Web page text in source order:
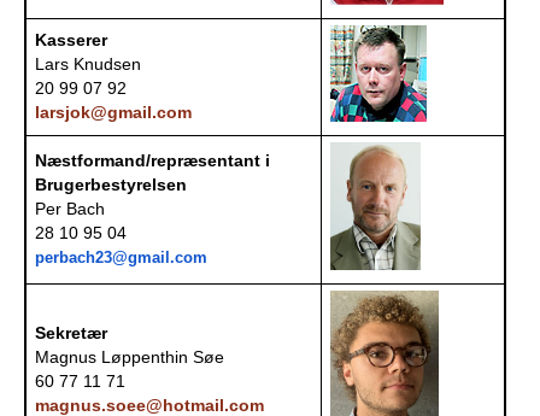
MAKKERBØRS
PADEL I ATK
Kasserer
Lars Knudsen
20 99 07 92
larsjok@gmail.com
Næstformand/repræsentant i
Brugerbestyrelsen
Per Bach
28 10 95 04
perbach23@gmail.com
Sekretær
Magnus Løppenthin Søe
60 77 11 71
magnus.soee@hotmail.com